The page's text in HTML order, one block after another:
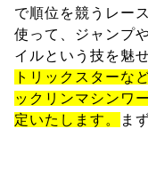
で順位を競うレー
使って、ジャンプ
イルという技を魅
トリックスターな
ックリンマシンワ
定いたします。
ま